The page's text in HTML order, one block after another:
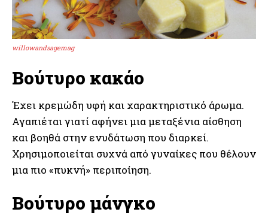
willowandsagemag
Βούτυρο κακάο
Έχει κρεμώδη υφή και χαρακτηριστικό άρωμα.
Αγαπιέται γιατί αφήνει μια μεταξένια αίσθηση
και βοηθά στην ενυδάτωση που διαρκεί.
Χρησιμοποιείται συχνά από γυναίκες που θέλουν
μια πιο «πυκνή» περιποίηση.
Βούτυρο μάνγκο